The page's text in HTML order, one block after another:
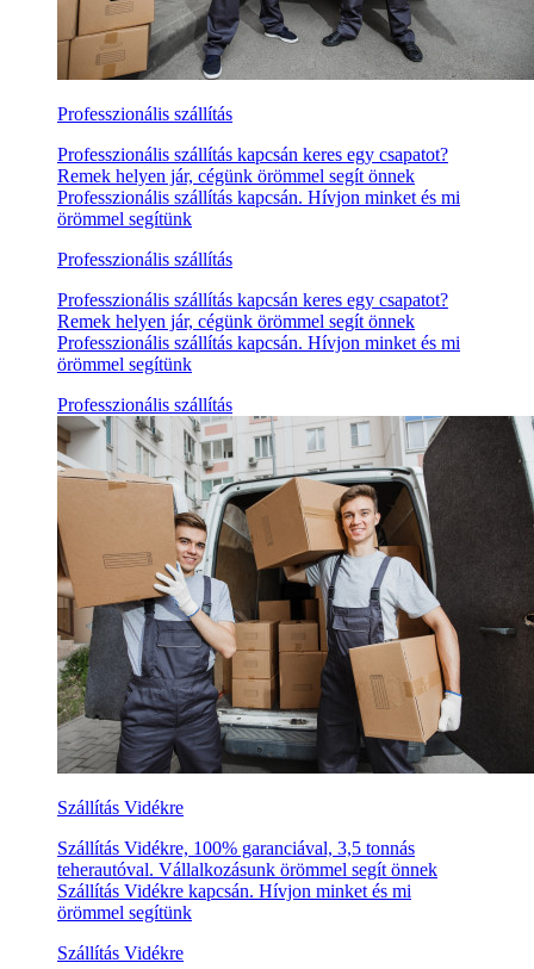
Professzionális szállítás
Professzionális szállítás kapcsán keres egy csapatot?
Remek helyen jár, cégünk örömmel segít önnek
Professzionális szállítás kapcsán. Hívjon minket és mi
örömmel segítünk
Professzionális szállítás
Professzionális szállítás kapcsán keres egy csapatot?
Remek helyen jár, cégünk örömmel segít önnek
Professzionális szállítás kapcsán. Hívjon minket és mi
örömmel segítünk
Professzionális szállítás
Szállítás Vidékre
Szállítás Vidékre, 100% garanciával, 3,5 tonnás
teherautóval. Vállalkozásunk örömmel segít önnek
Szállítás Vidékre kapcsán. Hívjon minket és mi
örömmel segítünk
Szállítás Vidékre